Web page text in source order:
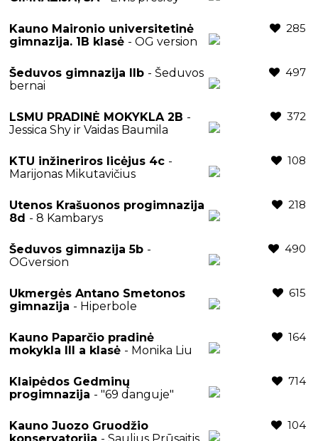
Kauno Maironio universitetinė
gimnazija. 1B klasė - OG version
285
Šeduvos gimnazija IIb - Šeduvos
bernai
497
LSMU PRADINĖ MOKYKLA 2B -
Jessica Shy ir Vaidas Baumila
372
KTU inžineriros licėjus 4c -
Marijonas Mikutavičius
108
Utenos Krašuonos progimnazija
8d - 8 Kambarys
218
Šeduvos gimnazija 5b -
OGversion
490
Ukmergės Antano Smetonos
gimnazija - Hiperbole
615
Kauno Paparčio pradinė
mokykla III a klasė - Monika Liu
164
Klaipėdos Gedminų
progimnazija - "69 danguje"
714
Kauno Juozo Gruodžio
104